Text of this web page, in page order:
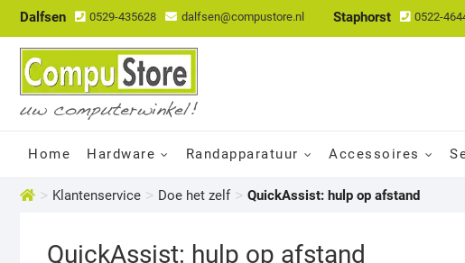
Dalfsen 0529-435628 dalfsen@compustore.nl Staphorst 0522-
Home Hardware Randapparatuur Accessoires
> Klantenservice > Doe het zelf > QuickAssist: hulp op afstand
QuickAssist: hulp op afstand